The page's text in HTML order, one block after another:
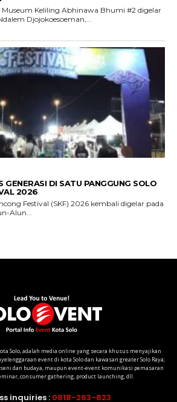
Solo, adalah media online yang secara khusus menyajikan
event di kota Solo dan kawasan greater Solo Raya;
dan budaya, maupun event-event komunikasi pemasaran
consumer gathering, product launching, dll.
inquiries : 0818-263-823